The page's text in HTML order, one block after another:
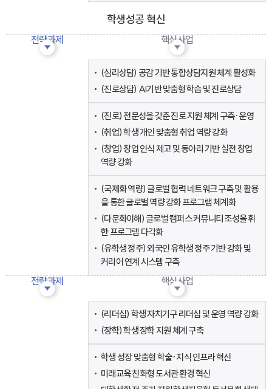
학생성공 혁신
전략과제 핵심사업
(심리상담) 공감 기반 통합상담지원 체계 활성화
(진로상담) AI기반 맞춤형 학습 및 진로상담
(진로) 전문성을 갖춘 진로 지원 체계 구축·운영
(취업) 학생 개인 맞춤형 취업 역량 강화
(창업) 창업 인식 제고 및 동아리 기반 실전 창업
역량 강화
(국제화 역량) 글로벌 협력 네트워크 구축 및 활용
을 통한 글로벌 역량 강화 프로그램 체계화
(다문화이해) 글로벌 캠퍼스 커뮤니티 조성을 휘
한 프로그램 다각화
(유학생 정주) 외국인 유학생 정주 기반 강화 및
커리어 연계 시스템 구축
전략과제 핵심사업
(리더십) 학생 자치기구 리더십 및 운영 역량 강화
(장학) 학생 장학 지원 체계 구축
학생 성장 맞춤형 학술·지식 인프라 혁신
미래교육 친화형 도서관 환경 혁신